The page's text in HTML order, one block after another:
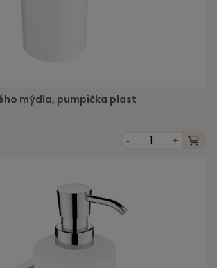
mýdla, pumpička plast
- +